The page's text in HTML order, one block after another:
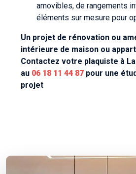
amovibles, de rangements
éléments sur mesure pour
Un projet de rénovation ou
intérieure de maison ou
Contactez votre plaquiste à
au 06 18 11 44 87 pour une
projet